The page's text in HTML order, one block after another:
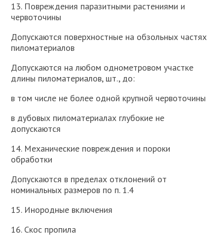
13. Повреждения паразитными растениями и
червоточины
Допускаются поверхностные на обзольных частях
пиломатериалов
Допускаются на любом однометровом участке
длины пиломатериалов, шт., до:
в том числе не более одной крупной червоточины
в дубовых пиломатериалах глубокие не
допускаются
14. Механические повреждения и пороки
обработки
Допускаются в пределах отклонений от
номинальных размеров по п. 1.4
15. Инородные включения
16. Скос пропила